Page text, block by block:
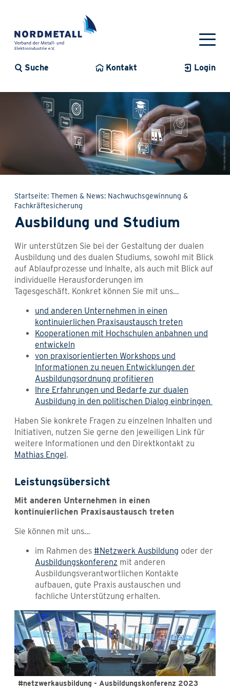
Suche Kontakt Login
Startseite Themen & News Nachwuchsgewinnung &
Fachkräftesicherung
Ausbildung und Studium
Wir unterstützen Sie bei der Gestaltung der dualen
Ausbildung und des dualen Studiums, sowohl mit Blick
auf Ablaufprozesse und Inhalte, als auch mit Blick auf
individuelle Herausforderungen im
Tagesgeschäft. Konkret können Sie mit uns…
und anderen Unternehmen in einen
kontinuierlichen Praxisaustausch treten
Kooperationen mit Hochschulen anbahnen und
entwickeln
von praxisorientierten Workshops und
Informationen zu neuen Entwicklungen der
Ausbildungsordnung profitieren
Ihre Erfahrungen und Bedarfe zur dualen
Ausbildung in den politischen Dialog einbringen
Haben Sie konkrete Fragen zu einzelnen Inhalten und
Initiativen, nutzen Sie gerne den jeweiligen Link für
weitere Informationen und den Direktkontakt zu
Mathias Engel.
Leistungsübersicht
Mit anderen Unternehmen in einen
kontinuierlichen Praxisaustausch treten
Sie können mit uns…
im Rahmen des #Netzwerk Ausbildung oder der
Ausbildungskonferenz mit anderen
Ausbildungsverantwortlichen Kontakte
aufbauen, gute Praxis austauschen und
fachliche Unterstützung erhalten.
#netzwerkausbildung - Ausbildungskonferenz 2023